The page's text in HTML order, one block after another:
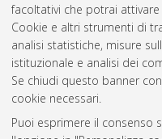
facoltativi che potrai
Cookie e altri strumenti di
analisi statistiche, misure
istituzionale e analisi dei
Se chiudi questo banner
cookie necessari.
Puoi esprimere il consenso
Gestione
Atom
Rss 1.0